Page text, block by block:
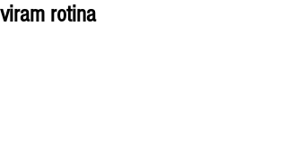
viram rotina